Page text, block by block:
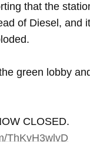
that the
of Diesel, and
green lobby
CLOSED.
ThKvH3wlvD